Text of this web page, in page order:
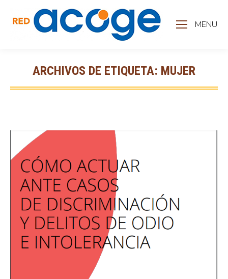
MENU
ARCHIVOS DE ETIQUETA: MUJER
Estás aquí: